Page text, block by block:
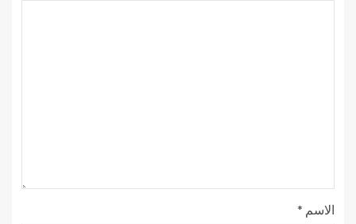
الاسم *